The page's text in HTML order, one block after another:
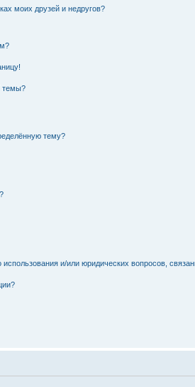
моих друзей и недругов?
темы?
тему?
и/или юридических вопросов,